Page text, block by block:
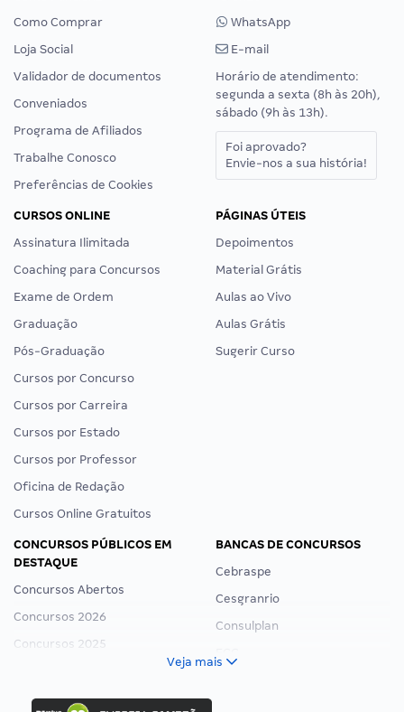
Como Comprar
Loja Social
Validador de documentos
Conveniados
Programa de Afiliados
Trabalhe Conosco
Preferências de Cookies
WhatsApp
E-mail
Horário de atendimento:
segunda a sexta (8h às 20h),
sábado (9h às 13h).
Foi aprovado?
Envie-nos a sua história!
CURSOS ONLINE
Assinatura Ilimitada
Coaching para Concursos
Exame de Ordem
Graduação
Pós-Graduação
Cursos por Concurso
Cursos por Carreira
Cursos por Estado
Cursos por Professor
Oficina de Redação
Cursos Online Gratuitos
PÁGINAS ÚTEIS
Depoimentos
Material Grátis
Aulas ao Vivo
Aulas Grátis
Sugerir Curso
CONCURSOS PÚBLICOS EM
DESTAQUE
Concursos Abertos
Concursos 2026
Concursos 2025
Concurso Ibama
BANCAS DE CONCURSOS
Cebraspe
Cesgranrio
Consulplan
Veja mais